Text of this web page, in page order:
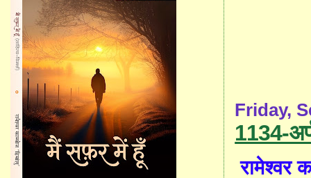
Friday,
1134-
रामेश्वर